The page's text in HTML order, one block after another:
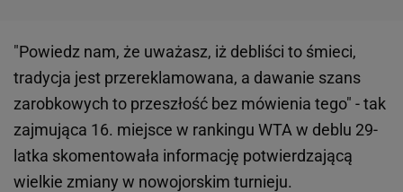
"Powiedz nam, że uważasz, iż debliści to śmieci,
tradycja jest przereklamowana, a dawanie szans
zarobkowych to przeszłość bez mówienia tego" - tak
zajmująca 16. miejsce w rankingu WTA w deblu 29-
latka skomentowała informację potwierdzającą
wielkie zmiany w nowojorskim turnieju.